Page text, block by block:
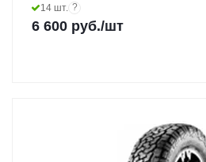
14 шт. ?
6 600 руб./шт